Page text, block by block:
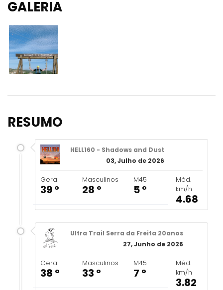
GALERIA
RESUMO
HELL160 - Shadows and Dust
03, Julho de 2026
Geral
39 º
Masculinos
28 º
M45
5 º
Méd.
km/h
4.68
Ultra Trail Serra da Freita 20anos
27, Junho de 2026
Geral
38 º
Masculinos
33 º
M45
7 º
Méd.
km/h
3.82